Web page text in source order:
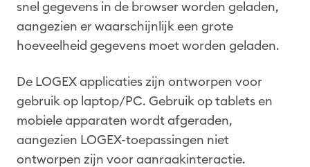
snel gegevens in de browser worden geladen,
aangezien er waarschijnlijk een grote
hoeveelheid gegevens moet worden geladen.
De LOGEX applicaties zijn ontworpen voor
gebruik op laptop/PC. Gebruik op tablets en
mobiele apparaten wordt afgeraden,
aangezien LOGEX-toepassingen niet
ontworpen zijn voor aanraakinteractie.